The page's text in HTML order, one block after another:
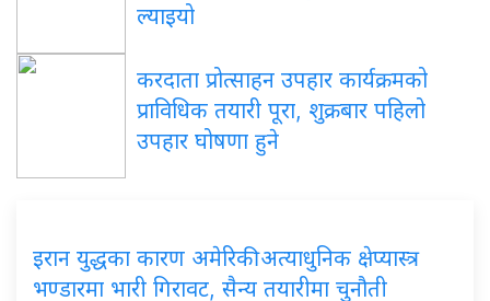
ल्याइयो
करदाता प्रोत्साहन उपहार कार्यक्रमको
प्राविधिक तयारी पूरा, शुक्रबार पहिलो
उपहार घोषणा हुने
इरान युद्धका कारण अमेरिकी अत्याधुनिक क्षेप्यास्त्र
भण्डारमा भारी गिरावट, सैन्य तयारीमा चुनौती